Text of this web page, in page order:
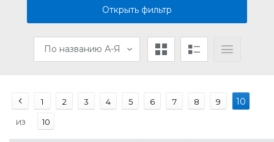
Открыть фильтр
По названию А-Я
1 2 3 4 5 6 7 8 9
10
из
10